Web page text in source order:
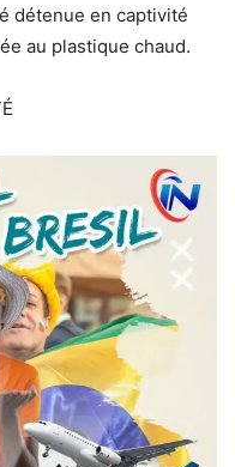
détenue en captivité
au plastique chaud.